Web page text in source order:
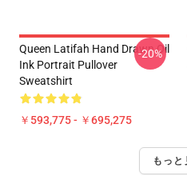
Queen Latifah Hand Drawn Oil
Ink Portrait Pullover
Sweatshirt
￥593,775 - ￥695,275
-20%
もっと